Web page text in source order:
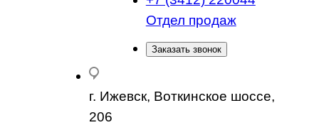
Отдел продаж
Заказать звонок
г. Ижевск, Воткинское шоссе,
206